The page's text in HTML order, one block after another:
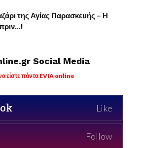
της Αγίας Παρασκευής – Η
Social Media
είστε πάντα EVIA online
Like
Follow